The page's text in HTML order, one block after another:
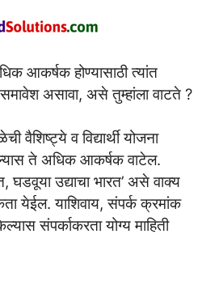
आकर्षक होण्यासाठी त्यांत
असावा, असे तुम्हांला वाटते ?
वैशिष्ट्ये व विद्यार्थी योजना
ते अधिक आकर्षक वाटेल.
घडवूया उद्याचा भारत’ असे वाक्य
येईल. याशिवाय, संपर्क क्रमांक
संपर्काकरता योग्य माहिती